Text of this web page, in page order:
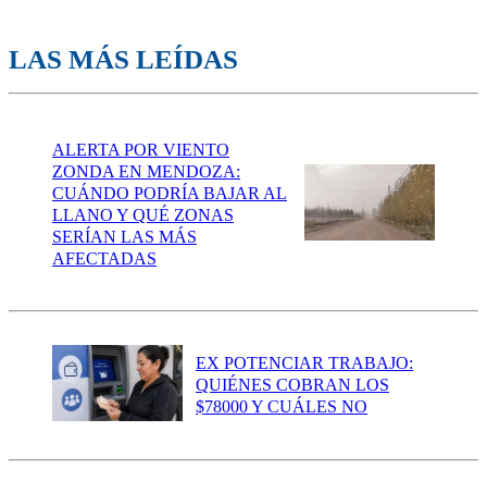
LAS MÁS LEÍDAS
ALERTA POR VIENTO
ZONDA EN MENDOZA:
CUÁNDO PODRÍA BAJAR AL
LLANO Y QUÉ ZONAS
SERÍAN LAS MÁS
AFECTADAS
EX POTENCIAR TRABAJO:
QUIÉNES COBRAN LOS
$78000 Y CUÁLES NO